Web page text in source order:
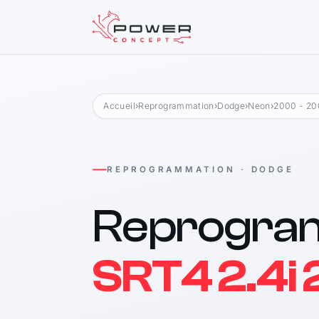
Accueil›Reprogrammation ›Dodge›Neon ›2000 -
REPROGRAMMATION · DODGE
SRT4 2.4i